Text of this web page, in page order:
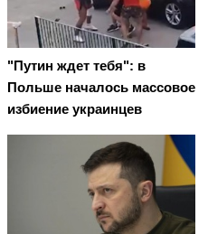
"Путин ждет тебя": в
Польше началось массовое
избиение украинцев